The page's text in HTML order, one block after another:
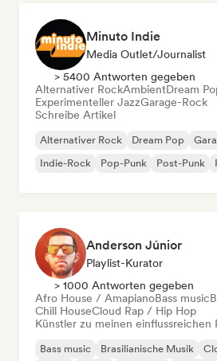
Minuto Indie
Media Outlet/Journalist
> 5400 Antworten gegeben
Alternativer RockAmbientDream
Experimenteller JazzGarage-Rock
Schreibe Artikel
Alternativer Rock Dream Pop
Indie-Rock
Pop-Punk Post-Punk
Anderson Júnior
Playlist-Kurator
> 1000 Antworten gegeben
Afro House / AmapianoBass music
Chill HouseCloud Rap / Hip Hop
Künstler zu meinen einflussreichen
Bass music Brasilianische Musik